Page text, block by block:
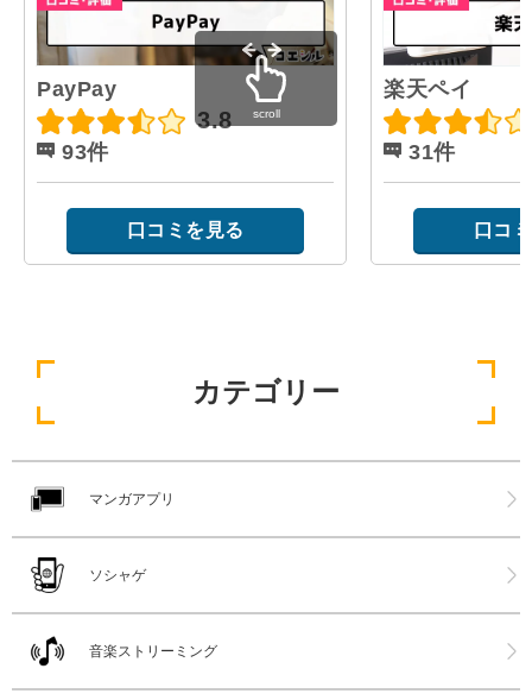
PayPay
3.8
93件
口コミを見る
楽天ペイ
31件
口コ
scroll
カテゴリー
マンガアプリ
ソシャゲ
音楽ストリーミング